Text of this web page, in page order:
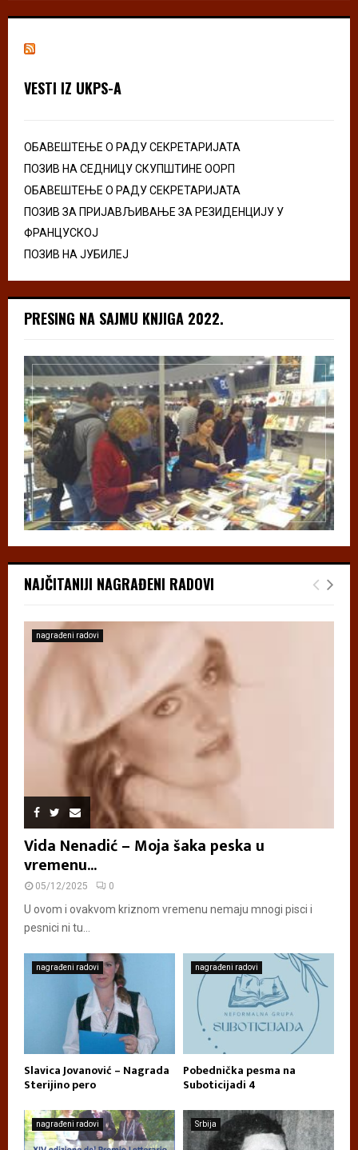
VESTI IZ UKPS-A
ОБАВЕШТЕЊЕ О РАДУ СЕКРЕТАРИЈАТА
ПОЗИВ НА СЕДНИЦУ СКУПШТИНЕ ООРП
ОБАВЕШТЕЊЕ О РАДУ СЕКРЕТАРИЈАТА
ПОЗИВ ЗА ПРИЈАВЉИВАЊЕ ЗА РЕЗИДЕНЦИЈУ У
ФРАНЦУСКОЈ
ПОЗИВ НА ЈУБИЛЕЈ
PRESING NA SAJMU KNJIGA 2022.
NAJČITANIJI NAGRAĐENI RADOVI
nagrađeni radovi
Vida Nenadić – Moja šaka peska u
vremenu...
05/12/2025 0
U ovom i ovakvom kriznom vremenu nemaju mnogi pisci i
pesnici ni tu...
nagrađeni radovi
Slavica Jovanović – Nagrada
Sterijino pero
nagrađeni radovi
Pobednička pesma na
Suboticijadi 4
nagrađeni radovi Srbija